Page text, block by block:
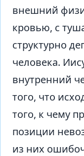
внешний
кровью, с
структурно
человека.
внутренний
того, что
того, к чему
позиции
из них